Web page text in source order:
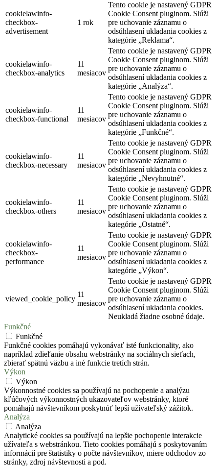
cookielawinfo-
checkbox-
advertisement
1 rok
Tento cookie je nastavený GDPR
Cookie Consent pluginom. Slúži
pre uchovanie záznamu o
odsúhlasení ukladania cookies z
kategórie „Reklama“.
cookielawinfo-
checkbox-analytics
11
mesiacov
Tento cookie je nastavený GDPR
Cookie Consent pluginom. Slúži
pre uchovanie záznamu o
odsúhlasení ukladania cookies z
kategórie „Analýza“.
cookielawinfo-
checkbox-functional
11
mesiacov
Tento cookie je nastavený GDPR
Cookie Consent pluginom. Slúži
pre uchovanie záznamu o
odsúhlasení ukladania cookies z
kategórie „Funkčné“.
cookielawinfo-
checkbox-necessary
11
mesiacov
Tento cookie je nastavený GDPR
Cookie Consent pluginom. Slúži
pre uchovanie záznamu o
odsúhlasení ukladania cookies z
kategórie „Nevyhnutné“.
cookielawinfo-
checkbox-others
11
mesiacov
Tento cookie je nastavený GDPR
Cookie Consent pluginom. Slúži
pre uchovanie záznamu o
odsúhlasení ukladania cookies z
kategórie „Ostatné“.
cookielawinfo-
checkbox-
performance
11
mesiacov
Tento cookie je nastavený GDPR
Cookie Consent pluginom. Slúži
pre uchovanie záznamu o
odsúhlasení ukladania cookies z
kategórie „Výkon“.
viewed_cookie_policy
11
mesiacov
Tento cookie je nastavený GDPR
Cookie Consent pluginom. Slúži
pre uchovanie záznamu o
odsúhlasení ukladania cookies.
Neukladá žiadne osobné údaje.
Funkčné
Funkčné
Funkčné cookies pomáhajú vykonávať isté funkcionality, ako
napríklad zdieľanie obsahu webstránky na sociálnych sieťach,
zbierať spätnú väzbu a iné funkcie tretích strán.
Výkon
Výkon
Výkonnostné cookies sa používajú na pochopenie a analýzu
kľúčových výkonnostných ukazovateľov webstránky, ktoré
pomáhajú návštevníkom poskytnúť lepší užívateľský zážitok.
Analýza
Analýza
Analytické cookies sa používajú na lepšie pochopenie interakcie
užívateľa s webstránkou. Tieto cookies pomáhajú s poskytovaním
informácií pre štatistiky o počte návštevníkov, miere odchodov zo
stránky, zdroj návštevnosti a pod.